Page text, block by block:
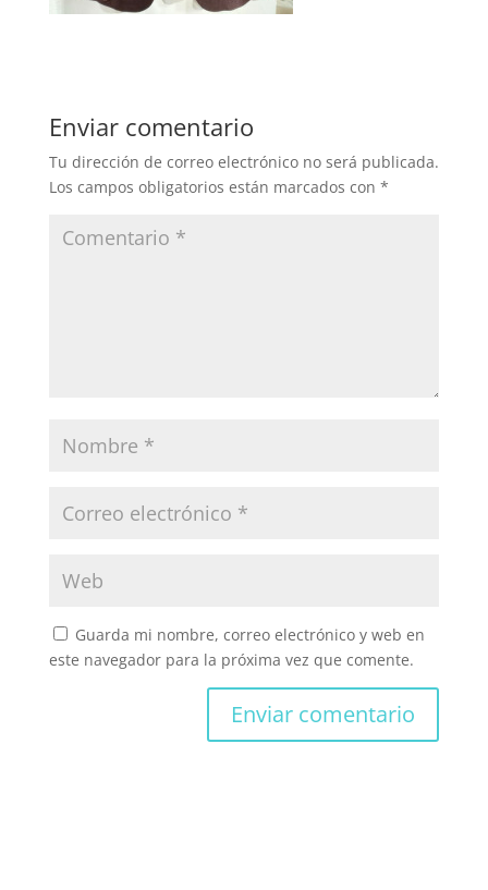
Enviar comentario
Tu dirección de correo electrónico no será publicada.
Los campos obligatorios están marcados con *
Guarda mi nombre, correo electrónico y web en
este navegador para la próxima vez que comente.